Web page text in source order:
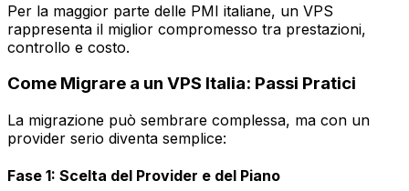
Per la maggior parte delle PMI italiane, un VPS
rappresenta il miglior compromesso tra prestazioni,
controllo e costo.
Come Migrare a un VPS Italia: Passi Pratici
La migrazione può sembrare complessa, ma con un
provider serio diventa semplice:
Fase 1: Scelta del Provider e del Piano